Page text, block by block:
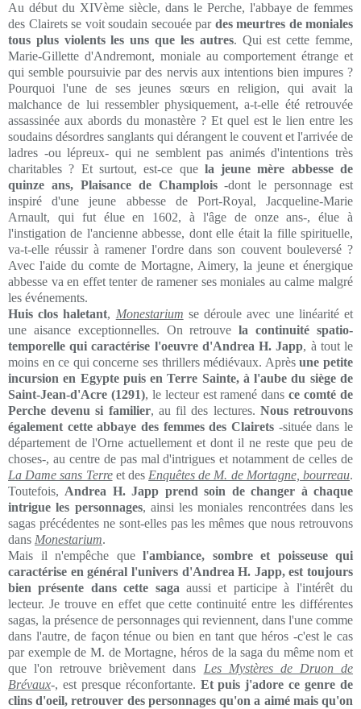
Au début du XIVème siècle, dans le Perche, l'abbaye de femmes
des Clairets se voit soudain secouée par des meurtres de moniales
tous plus violents les uns que les autres. Qui est cette femme,
Marie-Gillette d'Andremont, moniale au comportement étrange et
qui semble poursuivie par des nervis aux intentions bien impures ?
Pourquoi l'une de ses jeunes sœurs en religion, qui avait la
malchance de lui ressembler physiquement, a-t-elle été retrouvée
assassinée aux abords du monastère ? Et quel est le lien entre les
soudains désordres sanglants qui dérangent le couvent et l'arrivée de
ladres -ou lépreux- qui ne semblent pas animés d'intentions très
charitables ? Et surtout, est-ce que la jeune mère abbesse de
quinze ans, Plaisance de Champlois-dont le personnage est
inspiré d'une jeune abbesse de Port-Royal, Jacqueline-Marie
Arnault, qui fut élue en 1602, à l'âge de onze ans-, élue à
l'instigation de l'ancienne abbesse, dont elle était la fille spirituelle,
va-t-elle réussir à ramener l'ordre dans son couvent bouleversé ?
Avec l'aide du comte de Mortagne, Aimery, la jeune et énergique
abbesse va en effet tenter de ramener ses moniales au calme malgré
les événements.
Huis clos haletant, Monestarium se déroule avec une linéarité et
une aisance exceptionnelles. On retrouvela continuité spatio-
temporelle qui caractérise l'oeuvre d'Andrea H. Japp, à tout le
moins en ce qui concerne ses thrillers médiévaux. Aprèsune petite
incursion en Egypte puis en Terre Sainte, à l'aube du siège de
Saint-Jean-d'Acre (1291), le lecteur est ramené dansce comté de
Perche devenu si familier, au fil des lectures. Nous retrouvons
également cette abbaye des femmes des Clairets -située dans le
département de l'Orne actuellement et dont il ne reste que peu de
choses-, au centre de pas mal d'intrigues et notamment de celles de
La Dame sans Terreet des Enquêtes de M. de Mortagne, bourreau.
Toutefois, Andrea H. Japp prend soin de changer à chaque
intrigue les personnages, ainsi les moniales rencontrées dans les
sagas précédentes ne sont-elles pas les mêmes que nous retrouvons
dans Monestarium.
Mais il n'empêche que l'ambiance, sombre et poisseuse qui
caractérise en général l'univers d'Andrea H. Japp, est toujours
bien présente dans cette saga aussi et participe à l'intérêt du
lecteur. Je trouve en effet que cette continuité entre les différentes
sagas, la présence de personnages qui reviennent, dans l'une comme
dans l'autre, de façon ténue ou bien en tant que héros -c'est le cas
par exemple de M. de Mortagne, héros de la saga du même nom et
que l'on retrouve brièvement dans Les Mystères de Druon de
Brévaux-, est presque réconfortante. Et puis j'adore ce genre de
clins d'oeil, retrouver des personnages qu'on a aimé mais qu'on